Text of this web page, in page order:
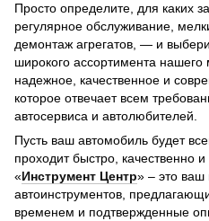
Просто определите, для каких
регулярное обслуживание,
демонтаж агрегатов, — и
широкого ассортимента
надежное, качественное и
которое отвечает всем
автосервиса и автолюбителей.
Пусть ваш автомобиль будет
проходит быстро, качественно
«Инструмент Центр» – это
автоинструментов,
временем и подтвержденные